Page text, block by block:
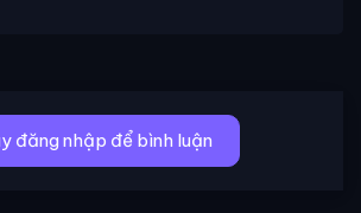
đăng nhập để bình luận